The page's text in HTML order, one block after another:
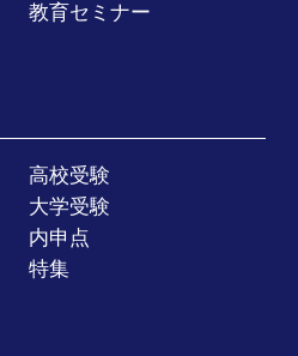
教育セミナー
高校受験
大学受験
内申点
特集